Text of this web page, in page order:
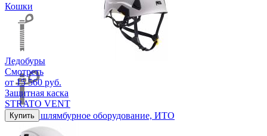
Кошки
Ледобуры
Крючья, шлямбурное оборудование, ИТО
Смотреть
от 15 560 руб.
Защитная каска
STRATO VENT
Купить